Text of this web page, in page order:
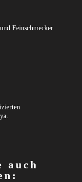
Feinschmecker
auch